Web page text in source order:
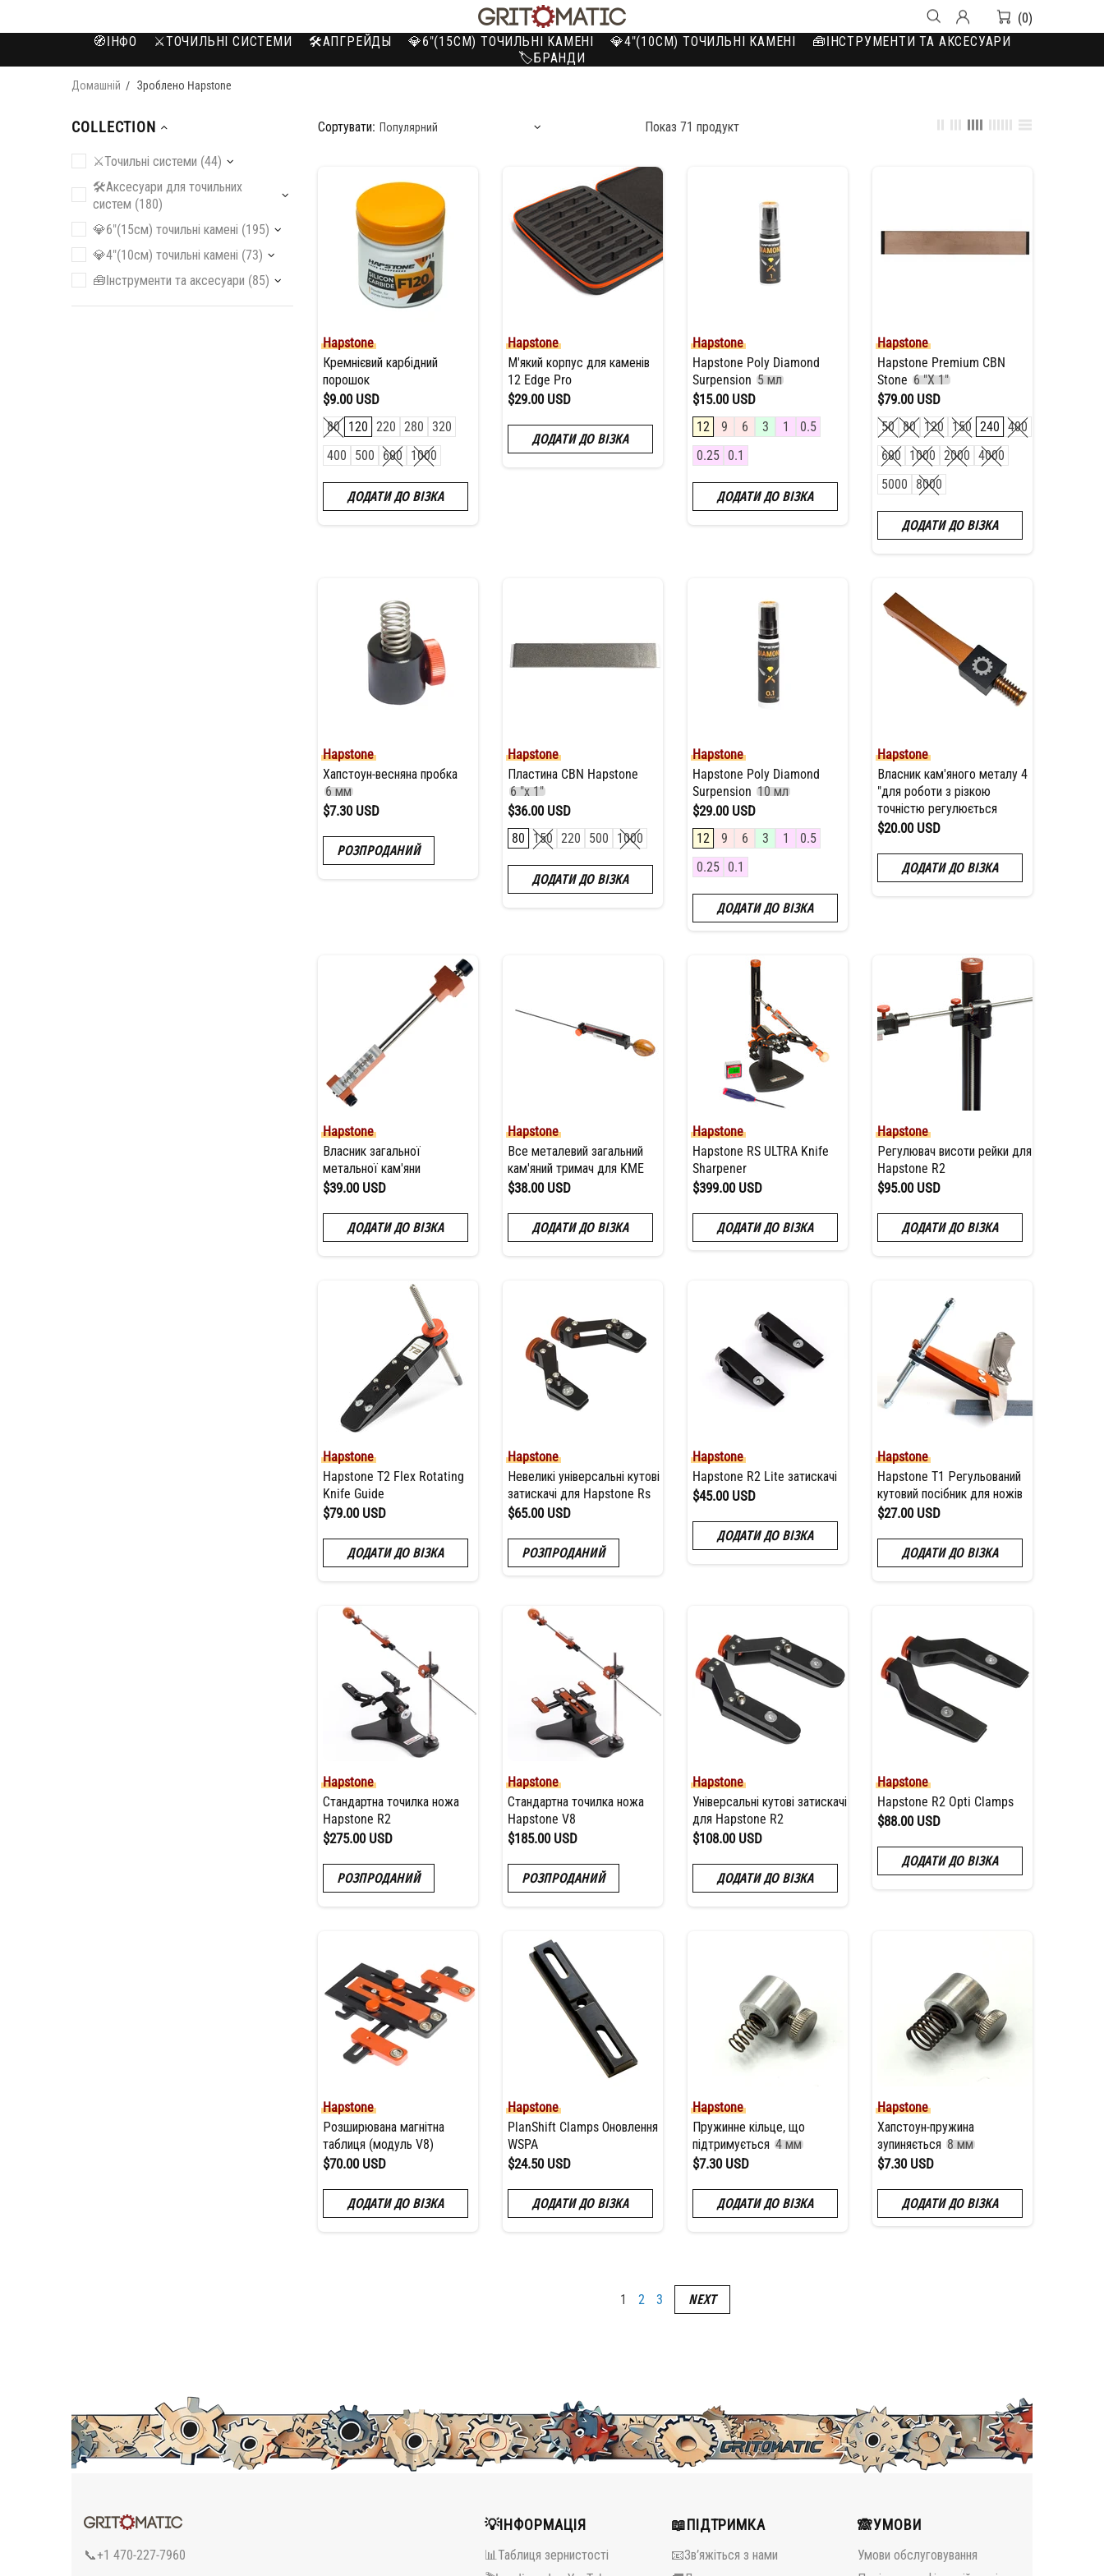
(0)
🧭IНФО
⚔️ТОЧИЛЬНІ СИСТЕМИ 🛠️АПГРЕЙДЫ 💎6"(15СМ) ТОЧИЛЬНІ КАМЕНІ 💎4"(10СМ) ТОЧИЛЬНІ КАМЕНІ
🧰IНСТРУМЕНТИ ТА АКСЕСУАРИ
🏷️БРАНДИ
Домашній Зроблено Hapstone
COLLECTION
⚔️Точильні системи (44)
🛠️Аксесуари для точильних
систем (180)
💎6"(15см) точильні камені (195)
💎4"(10см) точильні камені (73)
🧰Iнструменти та аксесуари (85)
Сортувати: Показ 71 продукт
Hapstone
Кремнієвий карбідний
порошок
$9.00 USD
80 120 220 280 320
400
500 600 1000
ДОДАТИ ДО ВІЗКА
Hapstone
М'який корпус для каменів
12 Edge Pro
$29.00 USD
ДОДАТИ ДО ВІЗКА
Hapstone
Hapstone Poly Diamond
Surpension 5 мл
$15.00 USD
12 9 6 3 1
0.5
0.25 0.1
ДОДАТИ ДО ВІЗКА
Hapstone
Hapstone Premium CBN
Stone 6 "X 1"
$79.00 USD
50 80 120 150 240 400
600
1000 2000 4000
5000
8000
ДОДАТИ ДО ВІЗКА
Hapstone
Хапстоун-весняна пробка
6 мм
$7.30 USD
РОЗПРОДАНИЙ
Hapstone
Пластина CBN Hapstone
6 "x 1"
$36.00 USD
80 150 220 500 1000
ДОДАТИ ДО ВІЗКА
Hapstone
Hapstone Poly Diamond
Surpension 10 мл
$29.00 USD
12 9 6 3 1
0.5
0.25 0.1
ДОДАТИ ДО ВІЗКА
Hapstone
Власник кам'яного металу 4
"для роботи з різкою
точністю регулюється
$20.00 USD
ДОДАТИ ДО ВІЗКА
Hapstone
Власник загальної
метальної кам'яни
$39.00 USD
ДОДАТИ ДО ВІЗКА
Hapstone
Все металевий загальний
кам'яний тримач для KME
$38.00 USD
ДОДАТИ ДО ВІЗКА
Hapstone
Hapstone RS ULTRA Knife
Sharpener
$399.00 USD
ДОДАТИ ДО ВІЗКА
Hapstone
Регулювач висоти рейки для
Hapstone R2
$95.00 USD
ДОДАТИ ДО ВІЗКА
Hapstone
Hapstone T2 Flex Rotating
Knife Guide
$79.00 USD
ДОДАТИ ДО ВІЗКА
Hapstone
Невеликі універсальні кутові
затискачі для Hapstone Rs
$65.00 USD
РОЗПРОДАНИЙ
Hapstone
Hapstone R2 Lite затискачі
$45.00 USD
ДОДАТИ ДО ВІЗКА
Hapstone
Hapstone T1 Регульований
кутовий посібник для ножів
$27.00 USD
ДОДАТИ ДО ВІЗКА
Hapstone
Стандартна точилка ножа
Hapstone R2
$275.00 USD
РОЗПРОДАНИЙ
Hapstone
Стандартна точилка ножа
Hapstone V8
$185.00 USD
РОЗПРОДАНИЙ
Hapstone
Універсальні кутові затискачі
для Hapstone R2
$108.00 USD
ДОДАТИ ДО ВІЗКА
Hapstone
Hapstone R2 Opti Clamps
$88.00 USD
ДОДАТИ ДО ВІЗКА
Hapstone
Розширювана магнітна
таблиця (модуль V8)
$70.00 USD
ДОДАТИ ДО ВІЗКА
Hapstone
PlanShift Clamps Оновлення
WSPA
$24.50 USD
ДОДАТИ ДО ВІЗКА
Hapstone
Пружинне кільце, що
підтримується 4 мм
$7.30 USD
ДОДАТИ ДО ВІЗКА
Hapstone
Хапстоун-пружина
зупиняється 8 мм
$7.30 USD
ДОДАТИ ДО ВІЗКА
1 2 3 NEXT
📞+1 470-227-7960
💡ІНФОРМАЦІЯ
📊Таблиця зернистості
📖ПІДТРИМКА
📧Зв’яжіться з нами
🙈УМОВИ
Умови обслуговування